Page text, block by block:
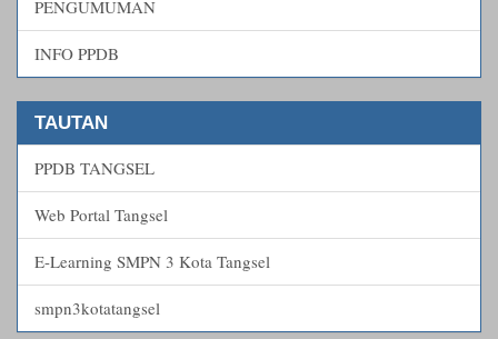
PENGUMUMAN
INFO PPDB
TAUTAN
PPDB TANGSEL
Web Portal Tangsel
E-Learning SMPN 3 Kota Tangsel
smpn3kotatangsel